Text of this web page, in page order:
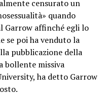
censurato un
quando
Garrow affinché egli lo
se poi ha venduto la
pubblicazione della
bollente missiva
ha detto Garrow